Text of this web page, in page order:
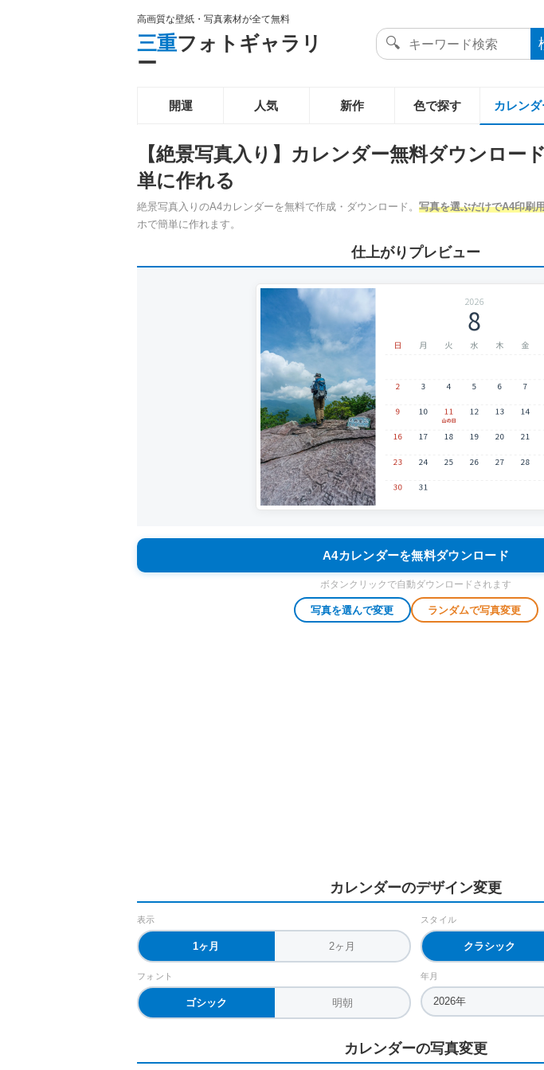
高画質な壁紙・写真素材が全て無料
三重フォトギャラリ
ー
開運 人気 新作 色で探す カレン
【絶景写真入り】カレンダー無料ダウンロー
単に作れる
絶景写真入りのA4カレンダーを無料で作成・ダウンロード。 写真を選ぶだけでA4印刷
ホで簡単に作れます。
仕上がりプレビュー
A4カレンダーを無料ダウンロード
ボタンクリックで自動ダウンロードされます
写真を選んで変更 ランダムで写真変更
カレンダーのデザイン変更
表示
1ヶ月 2ヶ月
スタイル
クラシック
フォント
ゴシック 明朝
年月
カレンダーの写真変更